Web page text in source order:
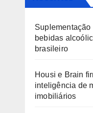
bebidas
brasileiro
Housi e Brain
inteligência de
imobiliários